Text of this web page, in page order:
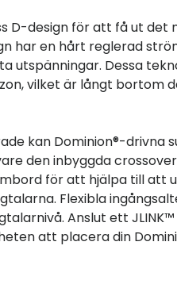
D-design för att få ut det
har en hårt reglerad
utspänningar. Dessa
vilket är långt bortom
kan Dominion®-drivna
den inbyggda
för att hjälpa till att
Flexibla
Anslut ett
att placera din